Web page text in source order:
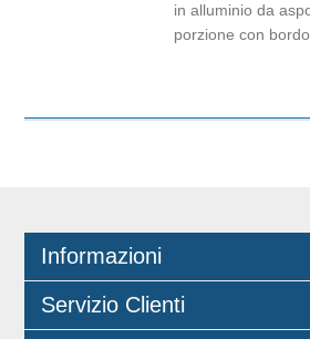
in alluminio da
porzione con
esterne: Ø8,6 cm
Dimensioni
Capacità: 135 cc.
Informazioni
Servizio Clienti